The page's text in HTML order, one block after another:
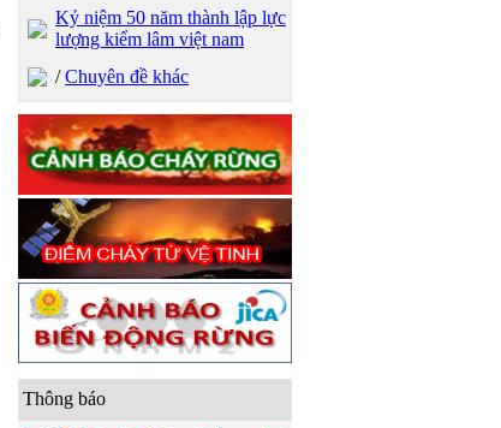
Kỷ niệm 50 năm thành lập lực
lượng kiểm lâm việt nam
/Chuyên đề khác
Thông báo